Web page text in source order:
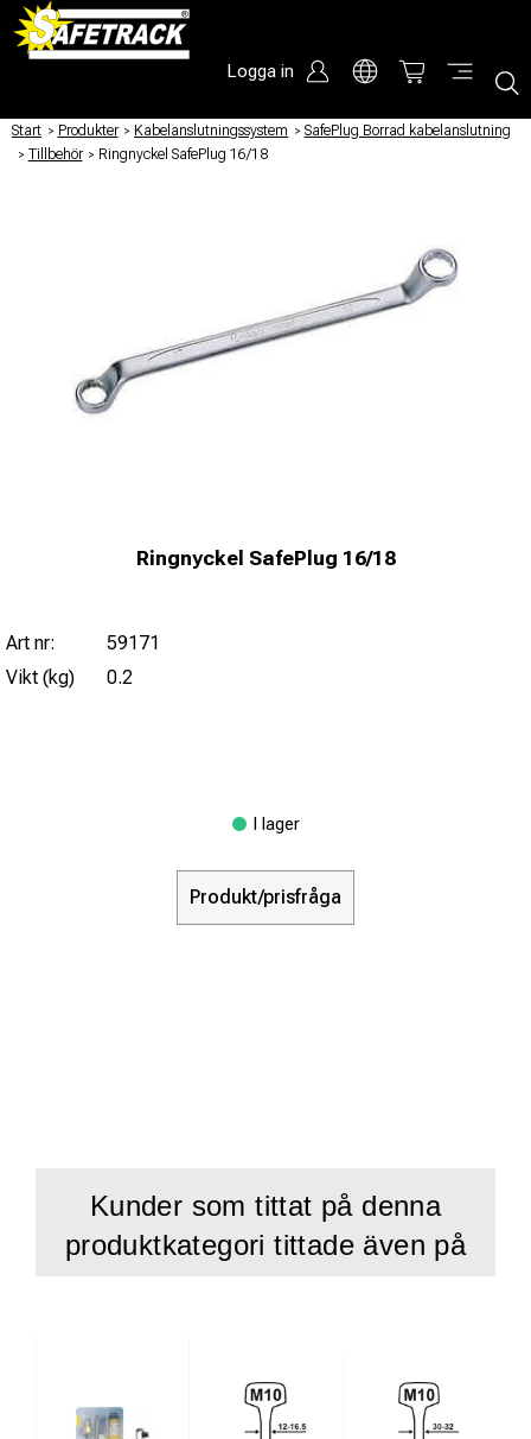
Logga in
Start / Produkter / Kabelanslutningssystem / SafePlug Borrad kabelanslutning
/ Tillbehör / Ringnyckel SafePlug 16/18
Ringnyckel SafePlug 16/18
Art nr:
59171
Vikt (kg)
0.2
I lager
Produkt/prisfråga
Kunder som tittat på denna
produktkategori tittade även på